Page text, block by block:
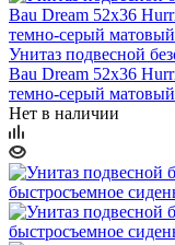
Унитаз подвесной
Bau Dream 52х36
темно-серый матовый
Нет в наличии